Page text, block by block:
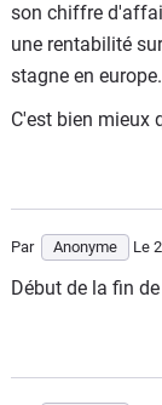
son chiffre
une rentabilité
stagne en europe.
C'est bien mieux
Par Anonyme Le
Début de la fin de